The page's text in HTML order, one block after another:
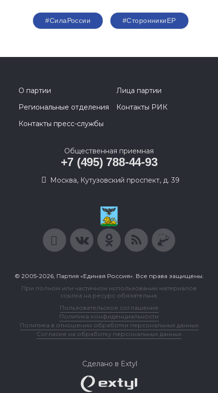
#СилаРоссии #СторонникиЕР
О партии
Лица партии
Региональные отделения
Контакты РИК
Контакты пресс-службы
Общественная приемная
+7 (495) 788-44-93
Москва, Кутузовский проспект, д. 39
© 2005-2026, Партия «Единая Россия». Все права защищены.
При полном или частичном использовании материалов
ссылка на ресурс обязательна.
Пользовательское соглашение
Политика конфиденциальности
Политика в отношении обработки персональных данных
Согласие на обработку персональных данных
Сделано в Extyl